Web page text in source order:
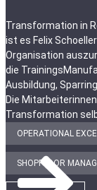
Transformation in
ist es Felix
Organisation
die
Ausbildung,
Die
Transformation
OPERATIONAL
SHOPFLOOR